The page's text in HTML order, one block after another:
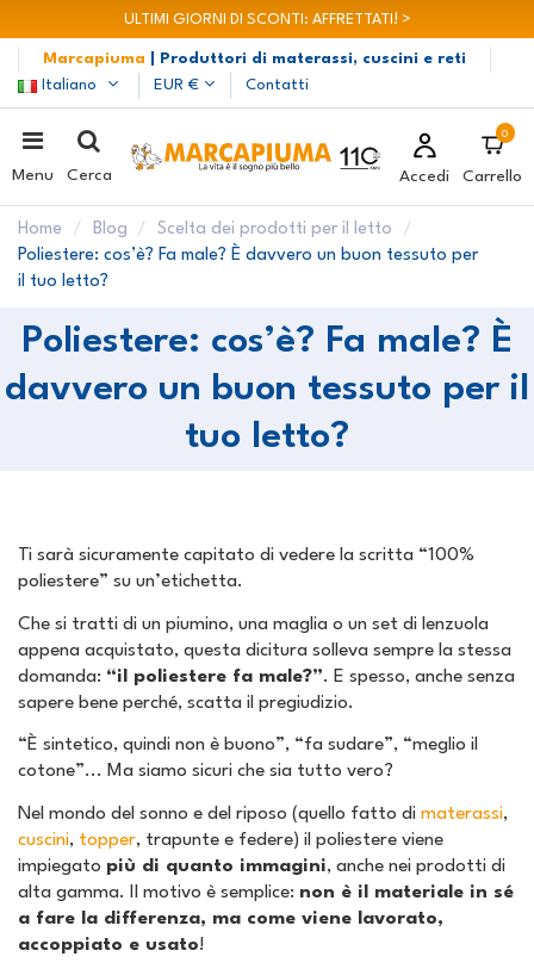
ULTIMI GIORNI DI SCONTI: AFFRETTATI! >
Marcapiuma
| Produttori di materassi, cuscini e reti
Italiano
EUR € Contatti
Menu Cerca Accedi
0
Carrello
Home Blog
Scelta dei prodotti per il letto
Poliestere: cos’è? Fa male? È davvero un buon tessuto per
il tuo letto?
Poliestere: cos’è? Fa male? È
davvero un buon tessuto per il
tuo letto?
Ti sarà sicuramente capitato di vedere la scritta “100%
poliestere” su un’etichetta.
Che si tratti di un piumino, una maglia o un set di lenzuola
appena acquistato, questa dicitura solleva sempre la stessa
domanda: “il poliestere fa male?”. E spesso, anche senza
sapere bene perché, scatta il pregiudizio.
“È sintetico, quindi non è buono”, “fa sudare”, “meglio il
cotone”... Ma siamo sicuri che sia tutto vero?
Nel mondo del sonno e del riposo (quello fatto di materassi,
cuscini, topper, trapunte e federe) il poliestere viene
impiegato più di quanto immagini, anche nei prodotti di
alta gamma. Il motivo è semplice: non è il materiale in sé
a fare la differenza, ma come viene lavorato,
accoppiato e usato!